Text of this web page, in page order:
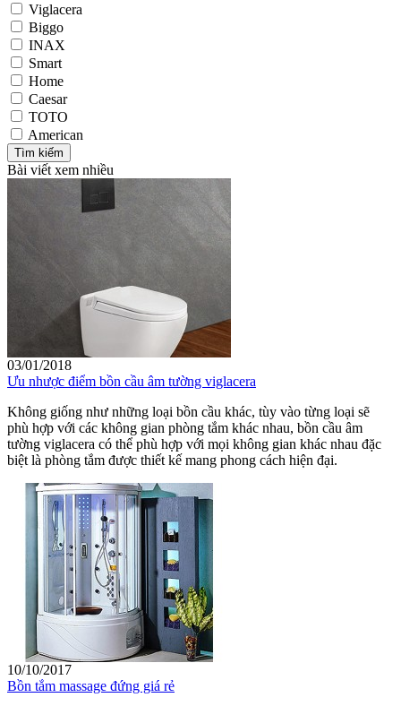
Viglacera
Biggo
INAX
Smart
Home
Caesar
TOTO
American
Bài viết xem nhiều
03/01/2018
Ưu nhược điểm bồn cầu âm tường viglacera
Không giống như những loại bồn cầu khác, tùy vào từng loại sẽ
phù hợp với các không gian phòng tắm khác nhau, bồn cầu âm
tường viglacera có thể phù hợp với mọi không gian khác nhau đặc
biệt là phòng tắm được thiết kế mang phong cách hiện đại.
10/10/2017
Bồn tắm massage đứng giá rẻ